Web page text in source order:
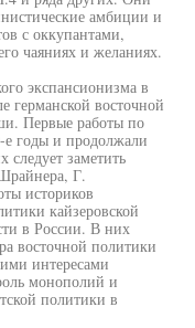
амбиции и
с оккупантами,
чаяниях и желаниях.
экспансионизма в
германской восточной
Первые работы по
годы и продолжали
заметить
Г.
историков
кайзеровской
в России. В них
восточной политики
интересами
монополий и
политики в